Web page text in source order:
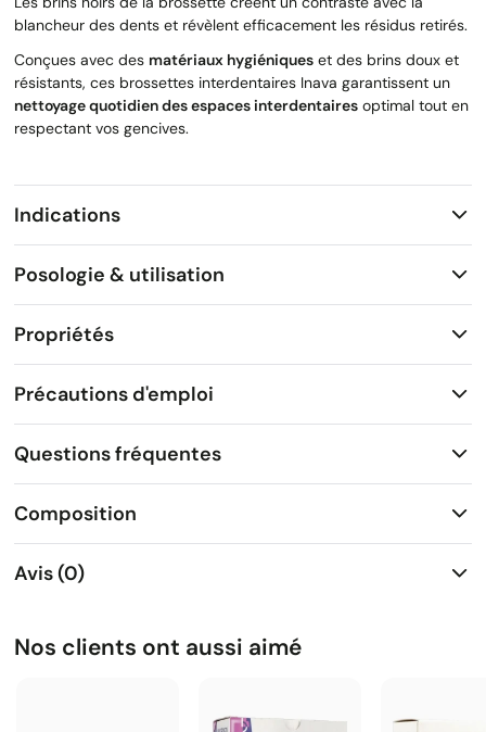
blancheur des dents et révèlent efficacement les résidus retirés.
Conçues avec des matériaux hygiéniques et des brins doux et
résistants, ces brossettes interdentaires Inava garantissent un
nettoyage quotidien des espaces interdentaires optimal tout en
respectant vos gencives.
Indications
Posologie & utilisation
Propriétés
Précautions d'emploi
Questions fréquentes
Composition
Avis (0)
Nos clients ont aussi aimé